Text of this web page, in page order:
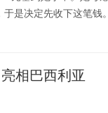
是决定先收下这笔钱
相巴西利亚